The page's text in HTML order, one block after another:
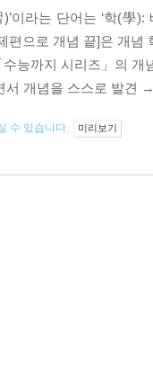
이라는 단어는 ‘학(
편으로 개념 끝]은 개
수능까지 시리즈」의
개념을 스스로 발견
수 있습니다. 미리보기